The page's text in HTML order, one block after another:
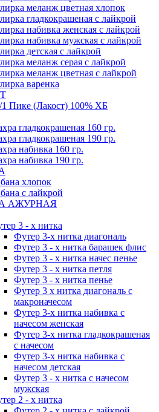
меланж цветная хлопок
гладкокрашеная с лайкрой
набивка женская с лайкрой
набивка мужская с лайкрой
детская с лайкрой
меланж серая с лайкрой
меланж цветная с лайкрой
варенка
1 Пике (Лакост) 100% ХБ
гладкокрашеная 160 гр.
гладкокрашеная 190 гр.
набивка 160 гр.
набивка 190 гр.
хлопок
с лайкрой
АЖУРНАЯ
3 - х нитка
Футер 3-х нитка диагональ
Футер 3 - х нитка барашек флис
Футер 3 - х нитка начес пенье
Футер 3 - х нитка петля
Футер 3 - х нитка пенье
Футер 3 х нитка диагональ с
макроначесом
Футер 3-х нитка набивка с
начесом женская
Футер 3-х нитка гладкокрашеная
с начесом
Футер 3-х нитка набивка с
начесом детская
Футер 3 - х нитка с начесом
мужская
2 - х нитка